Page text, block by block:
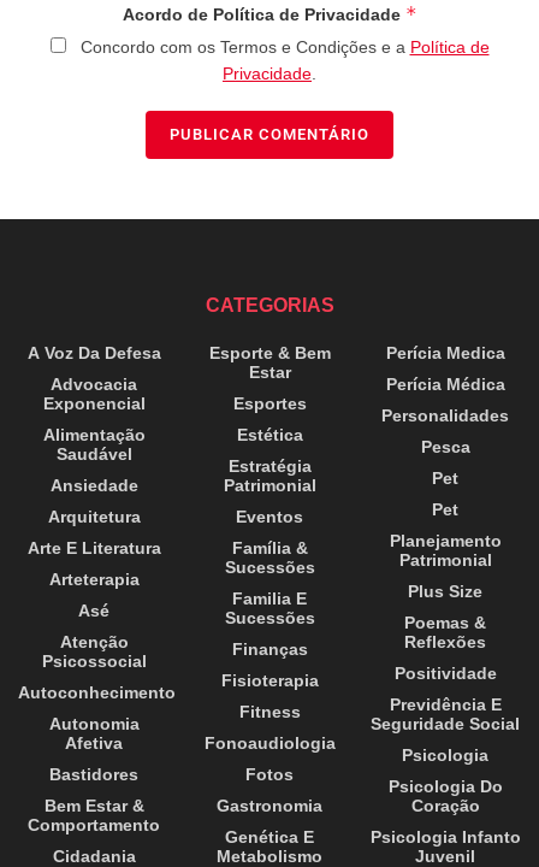
Acordo de Política de Privacidade *
Concordo com os Termos e Condições e a Política de
Privacidade
CATEGORIAS
A Voz Da Defesa
Advocacia
Exponencial
Alimentação
Saudável
Ansiedade
Arquitetura
Arte E Literatura
Arteterapia
Asé
Atenção
Psicossocial
Autoconhecimento
Autonomia
Afetiva
Bastidores
Bem Estar &
Comportamento
Cidadania
Esporte & Bem
Estar
Esportes
Estética
Estratégia
Patrimonial
Eventos
Família &
Sucessões
Familia E
Sucessões
Finanças
Fisioterapia
Fitness
Fonoaudiologia
Fotos
Gastronomia
Genética E
Metabolismo
Perícia Medica
Perícia Médica
Personalidades
Pesca
Pet
Pet
Planejamento
Patrimonial
Plus Size
Poemas &
Reflexões
Positividade
Previdência E
Seguridade Social
Psicologia
Psicologia Do
Coração
Psicologia Infanto
Juvenil